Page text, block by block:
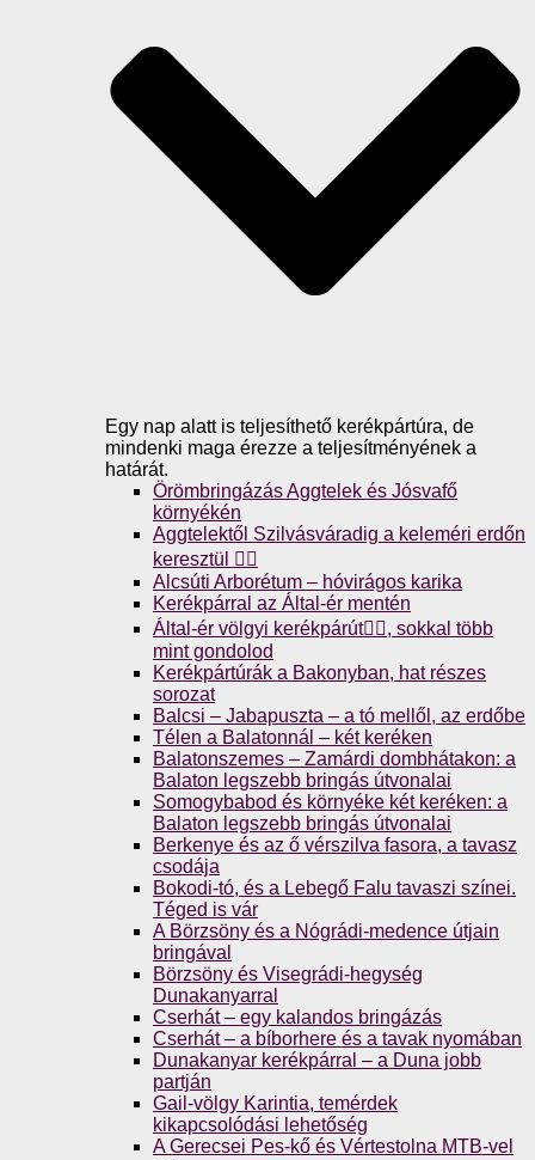
Egy nap alatt is teljesíthető kerékpártúra, de
mindenki maga érezze a teljesítményének a
határát.
Örömbringázás Aggtelek és Jósvafő
környékén
Aggtelektől Szilvásváradig a keleméri erdőn
keresztül 🚴‍♀️
Alcsúti Arborétum – hóvirágos karika
Kerékpárral az Által-ér mentén
Által-ér völgyi kerékpárút🚴‍♀️, sokkal több
mint gondolod
Kerékpártúrák a Bakonyban, hat részes
sorozat
Balcsi – Jabapuszta – a tó mellől, az erdőbe
Télen a Balatonnál – két keréken
Balatonszemes – Zamárdi dombhátakon: a
Balaton legszebb bringás útvonalai
Somogybabod és környéke két keréken: a
Balaton legszebb bringás útvonalai
Berkenye és az ő vérszilva fasora, a tavasz
csodája
Bokodi-tó, és a Lebegő Falu tavaszi színei.
Téged is vár
A Börzsöny és a Nógrádi-medence útjain
bringával
Börzsöny és Visegrádi-hegység
Dunakanyarral
Cserhát – egy kalandos bringázás
Cserhát – a bíborhere és a tavak nyomában
Dunakanyar kerékpárral – a Duna jobb
partján
Gail-völgy Karintia, temérdek
kikapcsolódási lehetőség
A Gerecsei Pes-kő és Vértestolna MTB-vel